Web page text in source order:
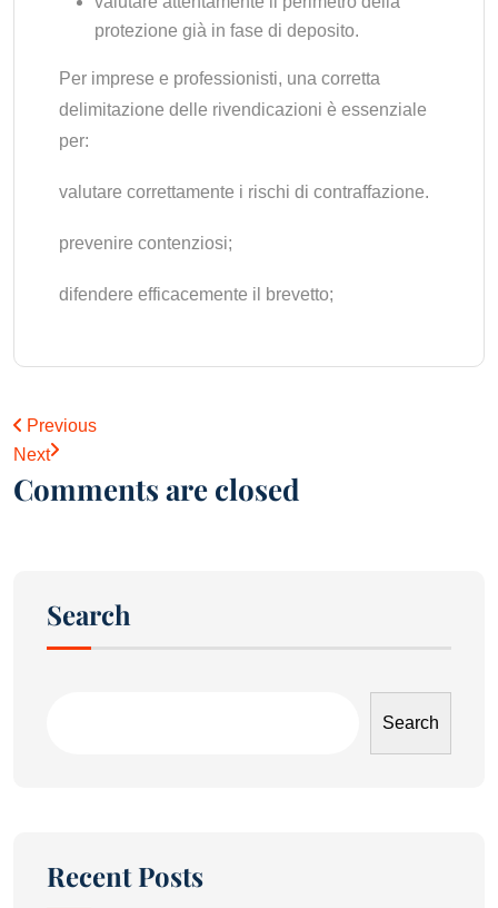
protezione già in fase di deposito.
Per imprese e professionisti, una corretta
delimitazione delle rivendicazioni è essenziale
per:
valutare correttamente i rischi di contraffazione.
prevenire contenziosi;
difendere efficacemente il brevetto;
Previous
Next
Comments are closed
Search
Search
Recent Posts